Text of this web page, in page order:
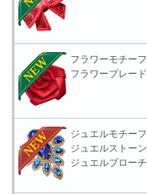
フラワーモチーフ
フラワーブレード
ジュエルモチーフ
ジュエルストーン
ジュエルブローチ